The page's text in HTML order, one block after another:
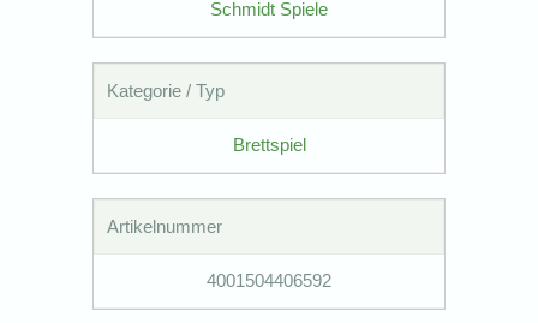
Schmidt Spiele
Kategorie / Typ
Brettspiel
Artikelnummer
4001504406592